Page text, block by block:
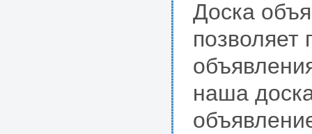
Доска
позволяет
наша